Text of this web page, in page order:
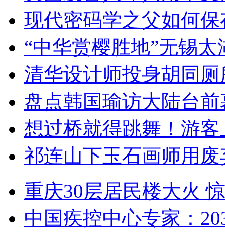
现代密码学之父如何
“中华赏樱胜地”无锡
清华设计师投身胡同
盘点韩国瑜访大陆台
想过桥就得跳舞！游客
祁连山下玉石画师用
重庆30层居民楼大火
中国疾控中心专家：